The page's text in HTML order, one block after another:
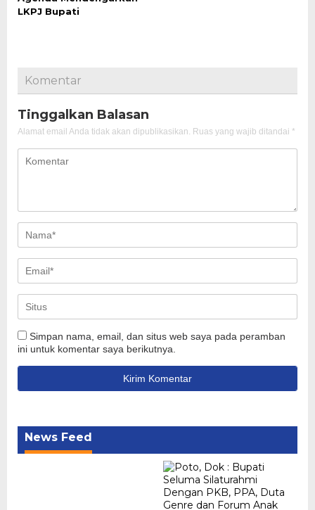
LKPJ Bupati
Komentar
Tinggalkan Balasan
Alamat email Anda tidak akan dipublikasikan. Ruas yang wajib ditandai *
Simpan nama, email, dan situs web saya pada peramban
ini untuk komentar saya berikutnya.
News Feed